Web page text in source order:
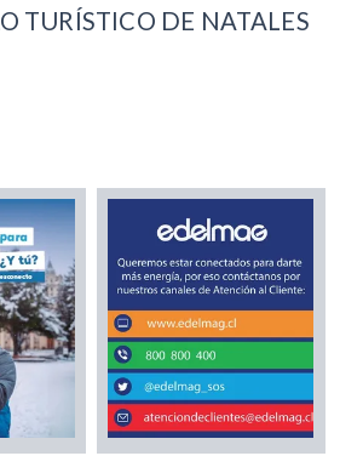
TURÍSTICO DE NATALES